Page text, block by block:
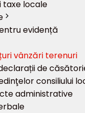
taxe locale
evidență
vânzări terenuri
de
consiliului
administrative